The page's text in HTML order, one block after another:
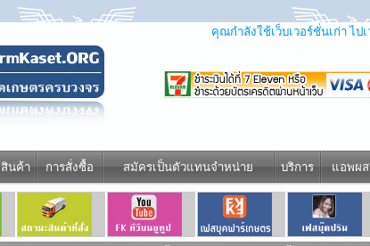
คุณกำลังใช้เว็บเวอร์ชั่นเก่า ไป
สินค้า การสั่งซื้อ สมัครเป็นตัวแทนจำหน่าย บริการ แอพผ